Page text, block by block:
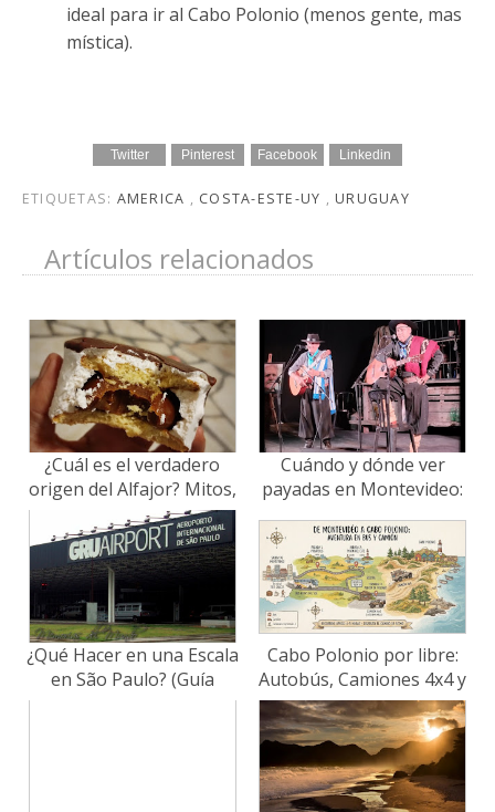
ideal para ir al Cabo Polonio (menos gente, mas
mística).
Twitter Pinterest Facebook Linkedin
ETIQUETAS: AMERICA , COSTA-ESTE-UY , URUGUAY
Artículos relacionados
¿Cuál es el verdadero
origen del Alfajor? Mitos,
historia y debate en el Río
de la Plata
Cuándo y dónde ver
payadas en Montevideo:
¿Qué Hacer en una Escala
en São Paulo? (Guía
Cabo Polonio por libre:
Autobús, Camiones 4x4 y
Consejos